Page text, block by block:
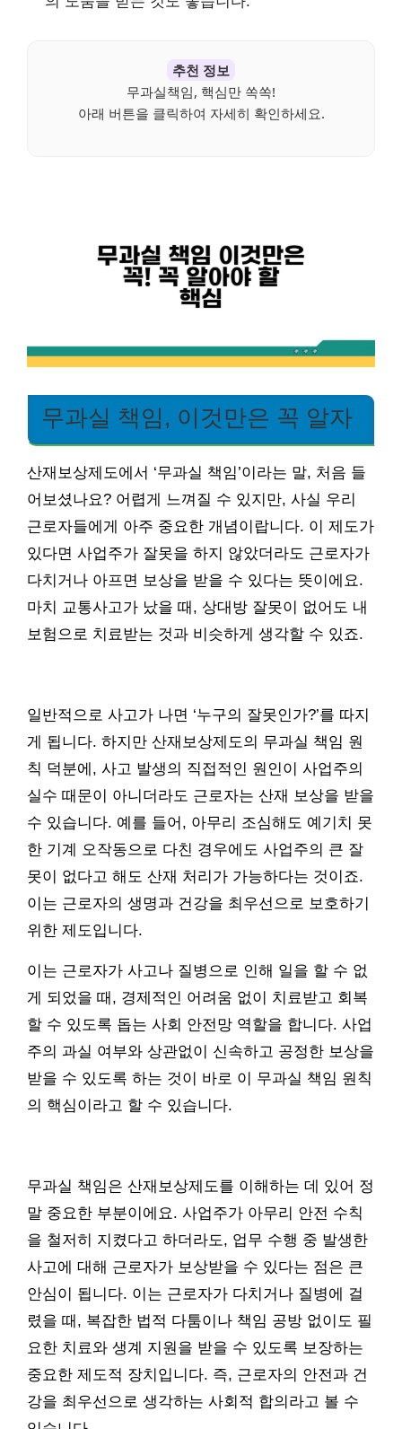
추천 정보
무과실책임, 핵심만 쏙쏙!
아래 버튼을 클릭하여 자세히 확인하세요.
무과실 책임, 이것만은 꼭 알자
산재보상제도에서 ‘무과실 책임’이라는 말, 처음 들
어보셨나요? 어렵게 느껴질 수 있지만, 사실 우리
근로자들에게 아주 중요한 개념이랍니다. 이 제도가
있다면 사업주가 잘못을 하지 않았더라도 근로자가
다치거나 아프면 보상을 받을 수 있다는 뜻이에요.
마치 교통사고가 났을 때, 상대방 잘못이 없어도 내
보험으로 치료받는 것과 비슷하게 생각할 수 있죠.
일반적으로 사고가 나면 ‘누구의 잘못인가?’를 따지
게 됩니다. 하지만 산재보상제도의 무과실 책임 원
칙 덕분에, 사고 발생의 직접적인 원인이 사업주의
실수 때문이 아니더라도 근로자는 산재 보상을 받을
수 있습니다. 예를 들어, 아무리 조심해도 예기치 못
한 기계 오작동으로 다친 경우에도 사업주의 큰 잘
못이 없다고 해도 산재 처리가 가능하다는 것이죠.
이는 근로자의 생명과 건강을 최우선으로 보호하기
위한 제도입니다.
이는 근로자가 사고나 질병으로 인해 일을 할 수 없
게 되었을 때, 경제적인 어려움 없이 치료받고 회복
할 수 있도록 돕는 사회 안전망 역할을 합니다. 사업
주의 과실 여부와 상관없이 신속하고 공정한 보상을
받을 수 있도록 하는 것이 바로 이 무과실 책임 원칙
의 핵심이라고 할 수 있습니다.
무과실 책임은 산재보상제도를 이해하는 데 있어 정
말 중요한 부분이에요. 사업주가 아무리 안전 수칙
을 철저히 지켰다고 하더라도, 업무 수행 중 발생한
사고에 대해 근로자가 보상받을 수 있다는 점은 큰
안심이 됩니다. 이는 근로자가 다치거나 질병에 걸
렸을 때, 복잡한 법적 다툼이나 책임 공방 없이도 필
요한 치료와 생계 지원을 받을 수 있도록 보장하는
중요한 제도적 장치입니다. 즉, 근로자의 안전과 건
강을 최우선으로 생각하는 사회적 합의라고 볼 수